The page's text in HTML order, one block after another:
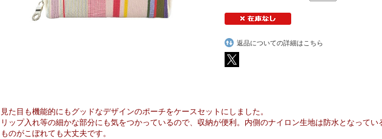
返品についての詳細はこちら
見た目も機能的にもグッドなデザインのポーチをケースセットにしました。
リップ入れ等の細かな部分にも気をつかっているので、収納が便利。内側のナイロン生地は防水となってい
ものがこぼれても大丈夫です。